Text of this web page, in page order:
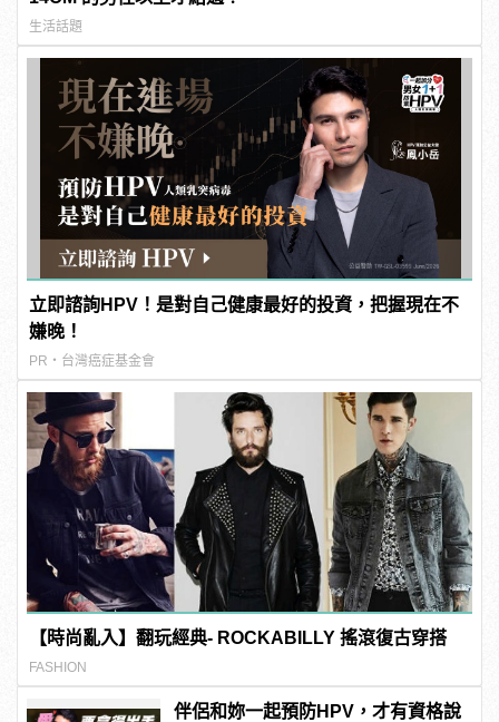
生活話題
立即諮詢HPV！是對自己健康最好的投資，把握現在不
嫌晚！
PR・台灣癌症基金會
【時尚亂入】翻玩經典- ROCKABILLY 搖滾復古穿搭
FASHION
伴侶和妳一起預防HPV，才有資格說